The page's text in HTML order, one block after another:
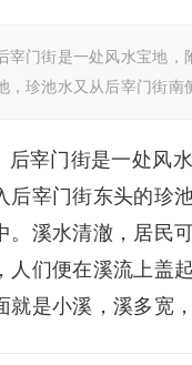
宰门街是一处风水宝地
，珍池水又从后宰门街南
后宰门街是一处风
后宰门街东头的珍
。溪水清澈，居民
人们便在溪流上盖
就是小溪，溪多宽